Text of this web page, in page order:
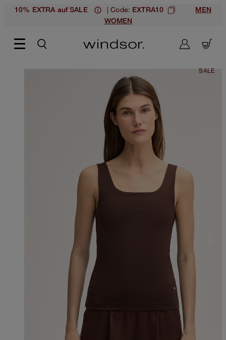
10% EXTRA auf SALE | Code: EXTRA10
MEN
WOMEN